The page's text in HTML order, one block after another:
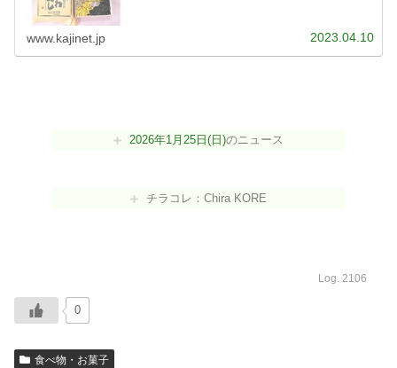
www.kajinet.jp 2023.04.10
2026年1月25日(日)のニュース
チラコレ：Chira KORE
Log. 2106
0
食べ物・お菓子